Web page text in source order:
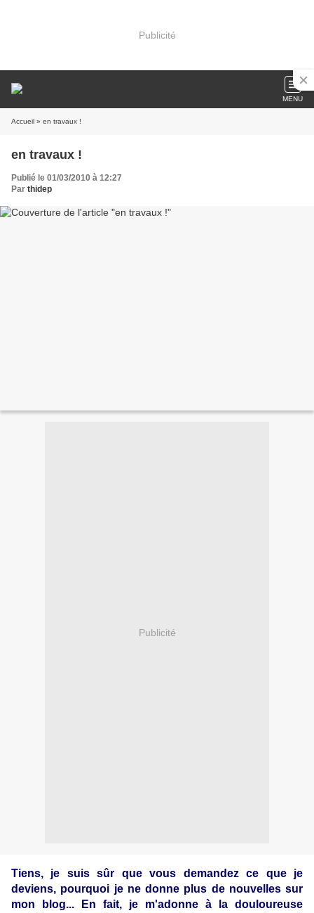
Publicité
MENU
Accueil » en travaux !
en travaux !
Publié le 01/03/2010 à 12:27
Par thidep
Publicité
Tiens, je suis sûr que vous demandez ce que je
deviens, pourquoi je ne donne plus de nouvelles sur
mon blog... En fait, je m'adonne à la douloureuse